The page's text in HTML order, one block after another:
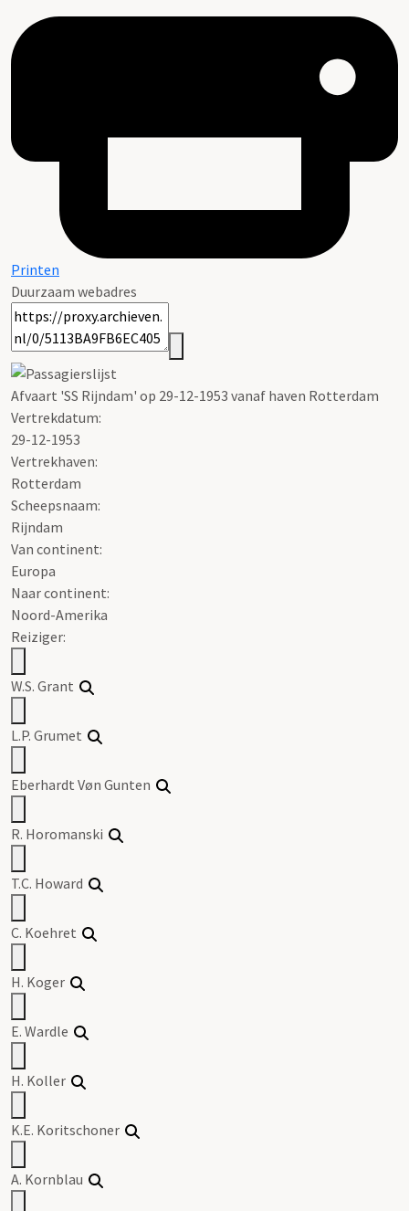
Printen
Duurzaam webadres
Afvaart 'SS Rijndam' op 29-12-1953 vanaf haven Rotterdam
Vertrekdatum:
29-12-1953
Vertrekhaven:
Rotterdam
Scheepsnaam:
Rijndam
Van continent:
Europa
Naar continent:
Noord-Amerika
Reiziger:
W.S. Grant
L.P. Grumet
Eberhardt Vøn Gunten
R. Horomanski
T.C. Howard
C. Koehret
H. Koger
E. Wardle
H. Koller
K.E. Koritschoner
A. Kornblau